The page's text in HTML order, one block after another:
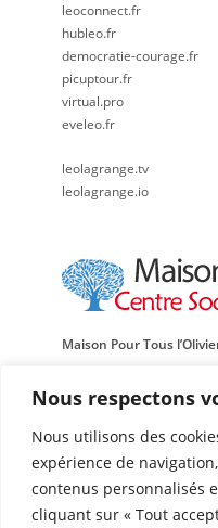
Nous respectons
Nous utilisons des
expérience de
contenus personnalisés
cliquant sur « Tout
leoconnect.fr
hubleo.fr
democratie-courage.fr
picuptour.fr
virtual.pro
eveleo.fr
leolagrange.tv
leolagrange.io
Maison Pour Tous
Centre social, Sportif et
Traverse de l’École de
13015 Marseille
Tél : 04 91 60 87 72
Fax : 04 91 69 03 50